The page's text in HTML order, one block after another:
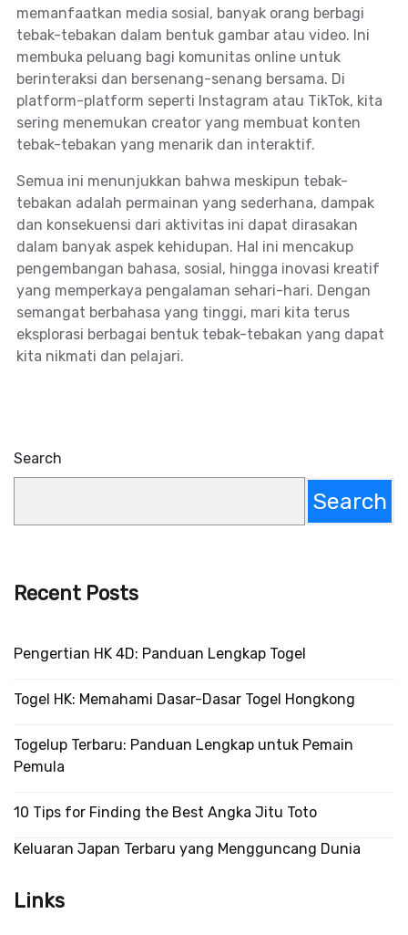
memanfaatkan media sosial, banyak orang berbagi
tebak-tebakan dalam bentuk gambar atau video. Ini
membuka peluang bagi komunitas online untuk
berinteraksi dan bersenang-senang bersama. Di
platform-platform seperti Instagram atau TikTok, kita
sering menemukan creator yang membuat konten
tebak-tebakan yang menarik dan interaktif.
Semua ini menunjukkan bahwa meskipun tebak-
tebakan adalah permainan yang sederhana, dampak
dan konsekuensi dari aktivitas ini dapat dirasakan
dalam banyak aspek kehidupan. Hal ini mencakup
pengembangan bahasa, sosial, hingga inovasi kreatif
yang memperkaya pengalaman sehari-hari. Dengan
semangat berbahasa yang tinggi, mari kita terus
eksplorasi berbagai bentuk tebak-tebakan yang dapat
kita nikmati dan pelajari.
Search
Search
Recent Posts
Pengertian HK 4D: Panduan Lengkap Togel
Togel HK: Memahami Dasar-Dasar Togel Hongkong
Togelup Terbaru: Panduan Lengkap untuk Pemain
Pemula
10 Tips for Finding the Best Angka Jitu Toto
Keluaran Japan Terbaru yang Mengguncang Dunia
Links